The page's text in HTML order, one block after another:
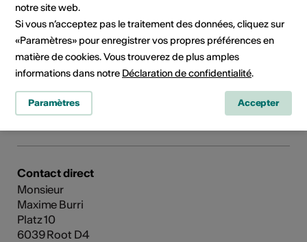
Contact pour le booking
Maxime Burri
Platz 10
6039 Root D4
Mobile +41 79 811 34 47
E-Mail
Site Internet
Contact direct
Monsieur
Maxime Burri
Platz 10
6039 Root D4
notre site web.
Si vous n’acceptez pas le traitement des données, cliquez sur
«Paramètres» pour enregistrer vos propres préférences en
matière de cookies. Vous trouverez de plus amples
informations dans notre Déclaration de confidentialité.
Paramètres Accepter